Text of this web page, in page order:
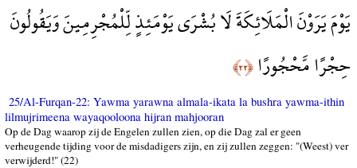
يَوْمَ يَرَوْنَ الْمَلَائِكَةَ لَا بُشْرَى يَوْمَئِذٍ لِّلْمُجْرِمِينَ وَيَقُولُونَ
حِجْرًا مَّحْجُورًا﴿٢٢﴾
25/Al-Furqan-22: Yawma yarawna almala-ikata la bushra yawma-ithin
lilmujrimeena wayaqooloona hijran mahjooran
Op de Dag waarop zij de Engelen zullen zien, op die Dag zal er geen
verheugende tijding voor de misdadigers zijn, en zij zullen zeggen: "(Weest) ver
verwijderd!" (22)